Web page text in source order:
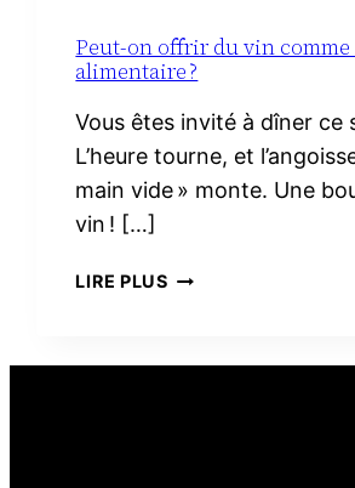
Peut-on offrir du vin comme
alimentaire ?
Vous êtes invité à dîner ce
L’heure tourne, et
main vide » monte. Une
vin ! […]
LIRE PLUSPEUT-